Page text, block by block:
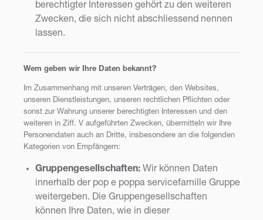
berechtigter Interessen gehört zu den weiteren
Zwecken, die sich nicht abschliessend nennen
lassen.
Wem geben wir Ihre Daten bekannt?
Im Zusammenhang mit unseren Verträgen, den Websites,
unseren Dienstleistungen, unseren rechtlichen Pflichten oder
sonst zur Wahrung unserer berechtigten Interessen und den
weiteren in Ziff. V aufgeführten Zwecken, übermitteln wir Ihre
Personendaten auch an Dritte, insbesondere an die folgenden
Kategorien von Empfängern:
Gruppengesellschaften:Wir können Daten
innerhalb der pop e poppa servicefamille Gruppe
weitergeben. Die Gruppengesellschaften
können Ihre Daten, wie in dieser